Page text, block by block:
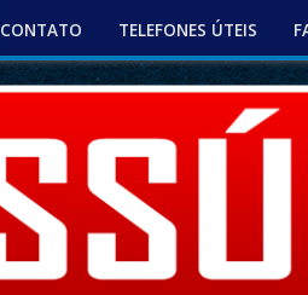
CONTATO TELEFONES ÚTEIS